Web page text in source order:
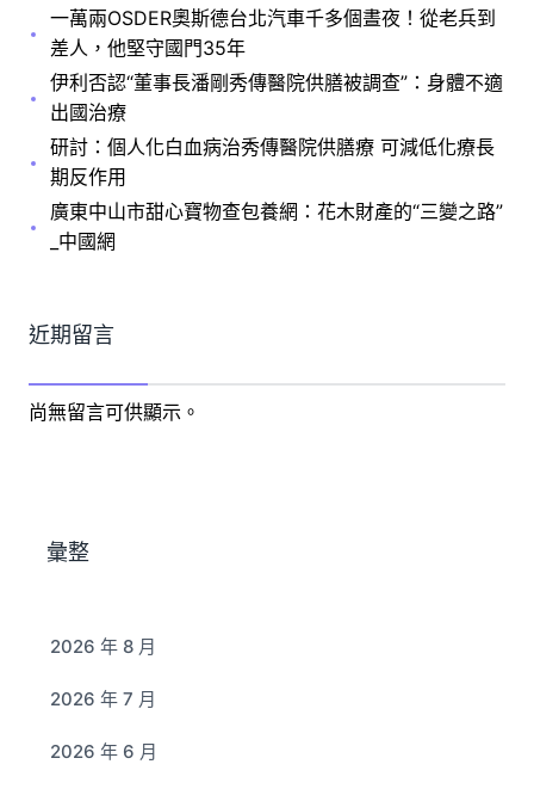
一萬兩OSDER奧斯德台北汽車千多個晝夜！從老兵到
差人，他堅守國門35年
伊利否認“董事長潘剛秀傳醫院供膳被調查”：身體不適
出國治療
研討：個人化白血病治秀傳醫院供膳療 可減低化療長
期反作用
廣東中山市甜心寶物查包養網：花木財產的“三變之路”
_中國網
近期留言
尚無留言可供顯示。
彙整
2026 年 8 月
2026 年 7 月
2026 年 6 月